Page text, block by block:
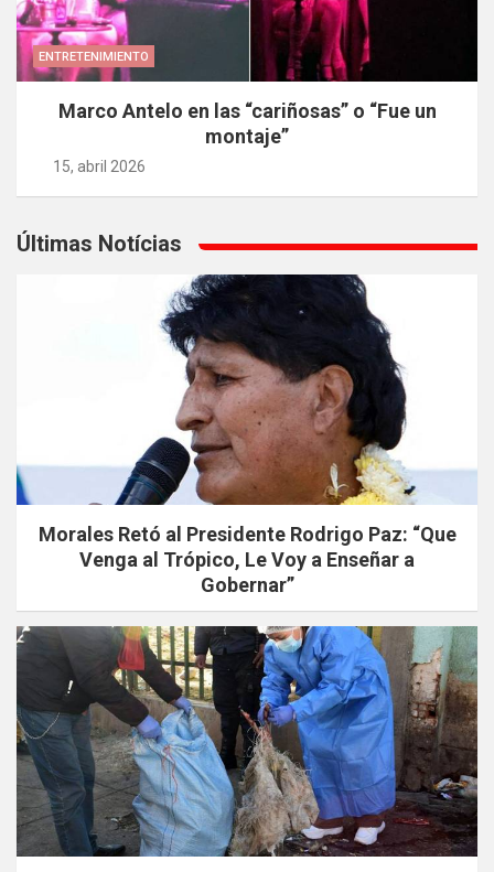
ENTRETENIMIENTO
Marco Antelo en las “cariñosas” o “Fue un
montaje”
15, abril 2026
Últimas Notícias
Morales Retó al Presidente Rodrigo Paz: “Que
Venga al Trópico, Le Voy a Enseñar a
Gobernar”